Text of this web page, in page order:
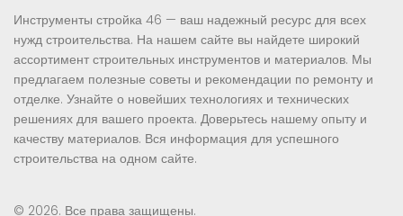
Инструменты стройка 46 — ваш надежный ресурс для всех
нужд строительства. На нашем сайте вы найдете широкий
ассортимент строительных инструментов и материалов. Мы
предлагаем полезные советы и рекомендации по ремонту и
отделке. Узнайте о новейших технологиях и технических
решениях для вашего проекта. Доверьтесь нашему опыту и
качеству материалов. Вся информация для успешного
строительства на одном сайте.
© 2026. Все права защищены.